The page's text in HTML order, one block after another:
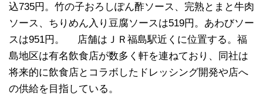
込735円。竹の子おろしぽん酢ソース、完熟とまと牛肉
ソース、ちりめん入り豆腐ソースは519円。あわびソー
スは951円。 店舗はＪＲ福島駅近くに位置する。福
島地区は有名飲食店が数多く軒を連ねており、同社は
将来的に飲食店とコラボしたドレッシング開発や店へ
の供給を目指している。